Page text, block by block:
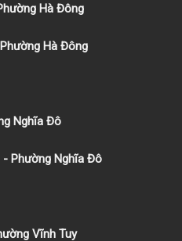
Hà Đông
Hà Đông
Nghĩa Đô
- Phường Nghĩa Đô
Vĩnh Tuy